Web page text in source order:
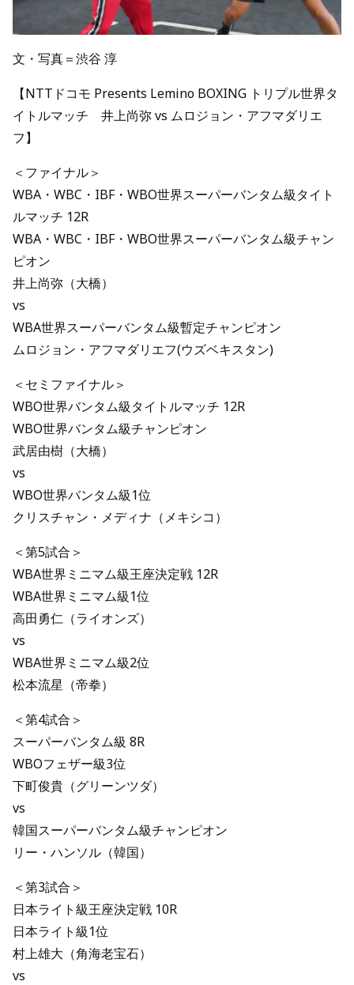
文・写真＝渋谷 淳
【NTTドコモ Presents Lemino BOXING トリプル世界タ
イトルマッチ 井上尚弥 vs ムロジョン・アフマダリエ
フ】
＜ファイナル＞
WBA・WBC・IBF・WBO世界スーパーバンタム級タイト
ルマッチ 12R
WBA・WBC・IBF・WBO世界スーパーバンタム級チャン
ピオン
井上尚弥（大橋）
vs
WBA世界スーパーバンタム級暫定チャンピオン
ムロジョン・アフマダリエフ(ウズベキスタン)
＜セミファイナル＞
WBO世界バンタム級タイトルマッチ 12R
WBO世界バンタム級チャンピオン
武居由樹（大橋）
vs
WBO世界バンタム級1位
クリスチャン・メディナ（メキシコ）
＜第5試合＞
WBA世界ミニマム級王座決定戦 12R
WBA世界ミニマム級1位
高田勇仁（ライオンズ）
vs
WBA世界ミニマム級2位
松本流星（帝拳）
＜第4試合＞
スーパーバンタム級 8R
WBOフェザー級3位
下町俊貴（グリーンツダ）
vs
韓国スーパーバンタム級チャンピオン
リー・ハンソル（韓国）
＜第3試合＞
日本ライト級王座決定戦 10R
日本ライト級1位
村上雄大（角海老宝石）
vs